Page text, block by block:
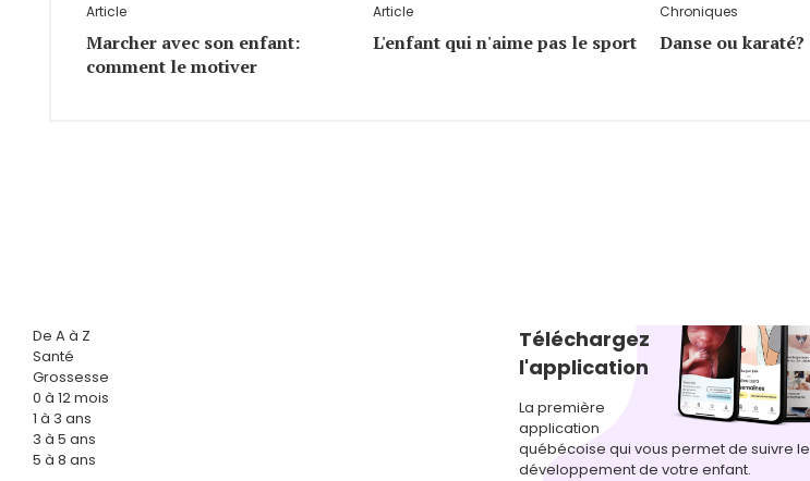
Article
Marcher avec son enfant:
comment le motiver
Article
L'enfant qui n'aime pas le sport
Chroniques
Danse ou karaté?
De A à Z
Santé
Grossesse
0 à 12 mois
1 à 3 ans
3 à 5 ans
5 à 8 ans
Téléchargez
l'application
La première
application
québécoise qui vous permet de suivre le
développement de votre enfant.